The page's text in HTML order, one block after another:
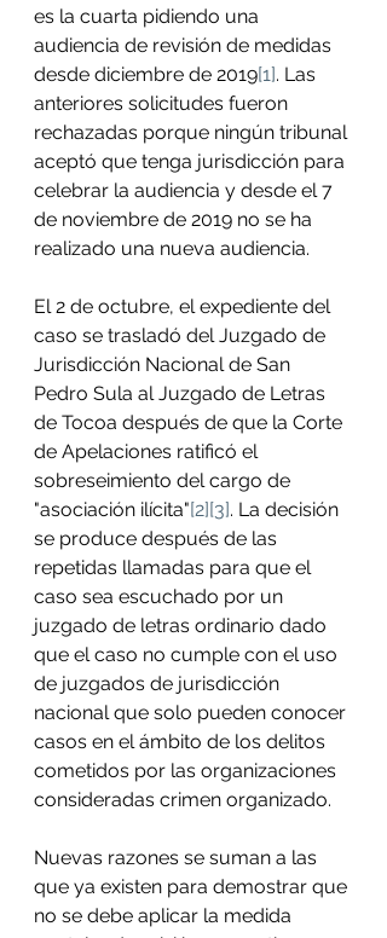
es la cuarta pidiendo una
audiencia de revisión de medidas
desde diciembre de 2019[1]. Las
anteriores solicitudes fueron
rechazadas porque ningún tribunal
aceptó que tenga jurisdicción para
celebrar la audiencia y desde el 7
de noviembre de 2019 no se ha
realizado una nueva audiencia.
El 2 de octubre, el expediente del
caso se trasladó del Juzgado de
Jurisdicción Nacional de San
Pedro Sula al Juzgado de Letras
de Tocoa después de que la Corte
de Apelaciones ratificó el
sobreseimiento del cargo de
"asociación ilícita"[2][3]. La decisión
se produce después de las
repetidas llamadas para que el
caso sea escuchado por un
juzgado de letras ordinario dado
que el caso no cumple con el uso
de juzgados de jurisdicción
nacional que solo pueden conocer
casos en el ámbito de los delitos
cometidos por las organizaciones
consideradas crimen organizado.
Nuevas razones se suman a las
que ya existen para demostrar que
no se debe aplicar la medida